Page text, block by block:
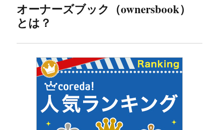
オーナーズブック（ownersbook）
とは？